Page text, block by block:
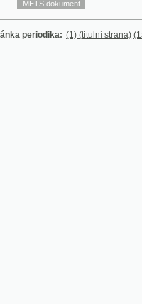
periodika: (1) (titulní strana)